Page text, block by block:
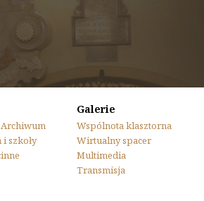
szkoły
Galerie
Wspólnota klasztorna
Wirtualny spacer
Multimedia
Transmisja